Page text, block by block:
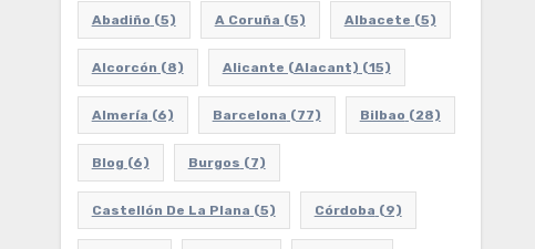
Abadiño (5) A Coruña (5) Albacete (5)
Alcorcón (8) Alicante (Alacant) (15)
Almería (6) Barcelona (77) Bilbao (28)
Blog (6) Burgos (7)
Castellón De La Plana (5) Córdoba (9)